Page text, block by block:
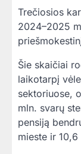
Trečiosios
2024–2025
Šie skaičiai
laikotarpį
sektoriuose,
mln. svarų
pensiją
mieste ir 10,6